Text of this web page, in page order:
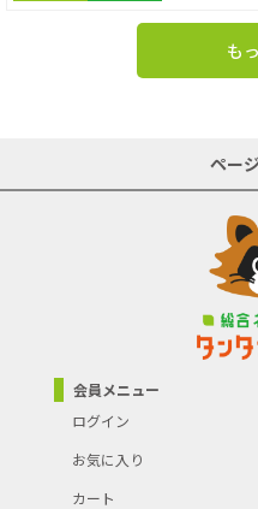
も
ペー
会員メニュー
ログイン
お気に入り
カート